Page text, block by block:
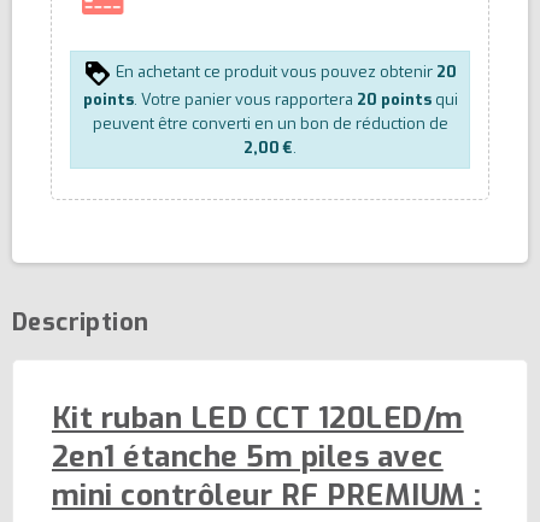
En achetant ce produit vous pouvez obtenir 20
points. Votre panier vous rapportera 20 pointsqui
peuvent être converti en un bon de réduction de
2,00 €.
Description
Kit ruban LED CCT 120LED/m
2en1 étanche 5m piles avec
mini contrôleur RF PREMIUM :